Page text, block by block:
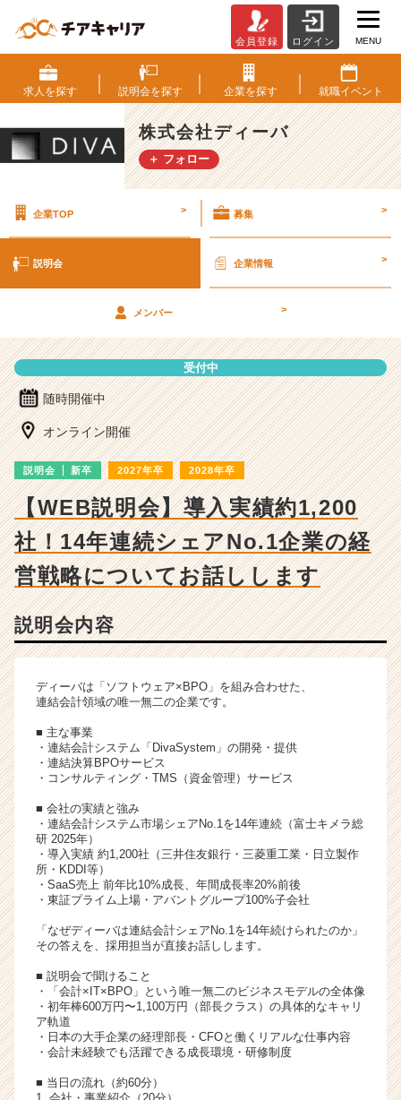
式
会
社
デ
ィ
ー
明
細
|
企
業
か
ら
ス
カ
ウ
活
サ
ト
チ
ア
ャ
ア
（C
h
e
r
a
r
e
会員登録 ログイン MENU
求人を探す 説明会を探す 企業を探す 就職イベント
株式会社ディーバ
＋ フォロー
企業TOP > 募集 >
説明会 企業情報 >
メンバー >
受付中
随時開催中
オンライン開催
説明会 新卒 2027年卒 2028年卒
【WEB説明会】導入実績約1,200
社！14年連続シェアNo.1企業の経
営戦略についてお話しします
説明会内容
ディーバは「ソフトウェア×BPO」を組み合わせた、
連結会計領域の唯一無二の企業です。
■ 主な事業
・連結会計システム「DivaSystem」の開発・提供
・連結決算BPOサービス
・コンサルティング・TMS（資金管理）サービス
■ 会社の実績と強み
・連結会計システム市場シェアNo.1を14年連続（富士キメラ総
研 2025年）
・導入実績 約1,200社（三井住友銀行・三菱重工業・日立製作
所・KDDI等）
・SaaS売上 前年比10%成長、年間成長率20%前後
・東証プライム上場・アバントグループ100%子会社
「なぜディーバは連結会計シェアNo.1を14年続けられたのか」
その答えを、採用担当が直接お話しします。
■ 説明会で聞けること
・「会計×IT×BPO」という唯一無二のビジネスモデルの全体像
・初年棒600万円〜1,100万円（部長クラス）の具体的なキャリ
ア軌道
・日本の大手企業の経理部長・CFOと働くリアルな仕事内容
・会計未経験でも活躍できる成長環境・研修制度
■ 当日の流れ（約60分）